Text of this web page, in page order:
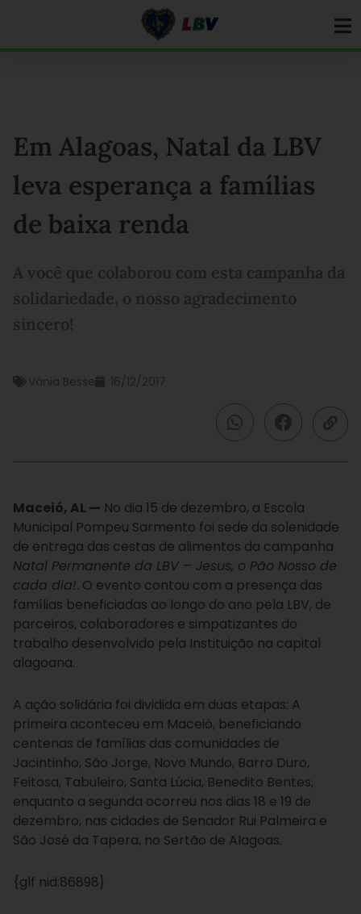
Em Alagoas, Natal da LBV
leva esperança a famílias
de baixa renda
A você que colaborou com esta campanha da
solidariedade, o nosso agradecimento
sincero!
Vânia Besse 16/12/2017
Maceió, AL — No dia 15 de dezembro, a Escola
Municipal Pompeu Sarmento foi sede da solenidade
de entrega das cestas de alimentos da campanha
Natal Permanente da LBV – Jesus, o Pão Nosso de
cada dia!. O evento contou com a presença das
famílias beneficiadas ao longo do ano pela LBV, de
parceiros, colaboradores e simpatizantes do
trabalho desenvolvido pela Instituição na capital
alagoana.
A ação solidária foi dividida em duas etapas: A
primeira aconteceu em Maceió, beneficiando
centenas de famílias das comunidades de
Jacintinho, São Jorge, Novo Mundo, Barro Duro,
Feitosa, Tabuleiro, Santa Lúcia, Benedito Bentes,
enquanto a segunda ocorreu nos dias 18 e 19 de
dezembro, nas cidades de Senador Rui Palmeira e
São José da Tapera, no Sertão de Alagoas.
{glf nid:86898}